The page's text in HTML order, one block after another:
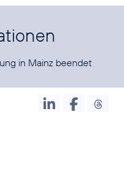
in Mainz beendet